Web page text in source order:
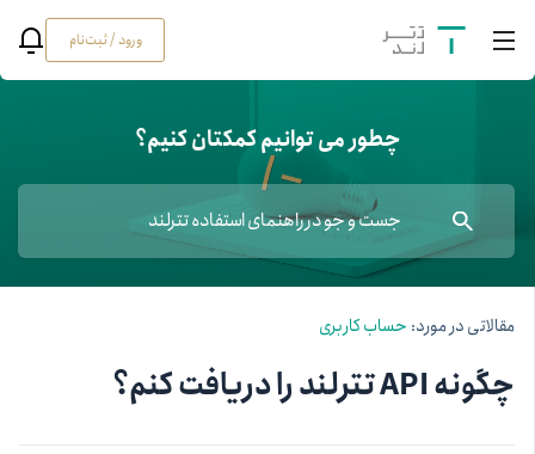
ورود / ثبت‌نام
چطور می توانیم کمکتان کنیم؟
مقالاتی در مورد: حساب کاربری
چگونه API تترلند را دریافت کنم؟